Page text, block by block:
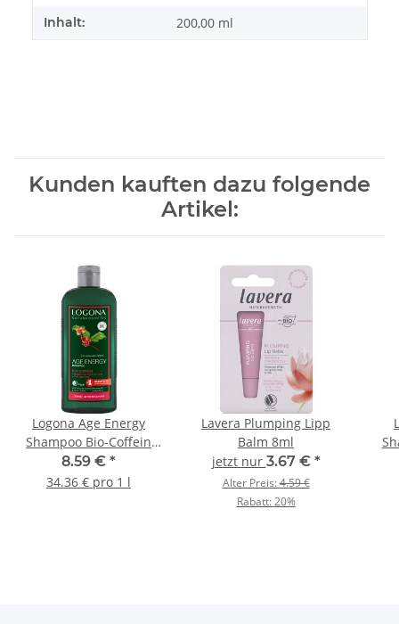
Inhalt: 200,00 ml
Kunden kauften dazu folgende
Artikel:
Logona Age Energy
Shampoo Bio-Coffein
250ml
8.59 € *
34.36 € pro 1 l
Lavera Plumping Lipp
Balm 8ml
jetzt nur 3.67 € *
Alter Preis:4.59 €
Rabatt:20%